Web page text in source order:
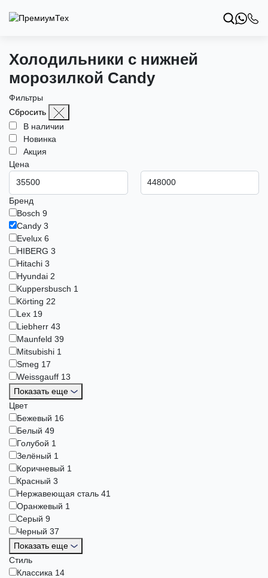
Холодильники с нижней
морозилкой Candy
Фильтры
Сбросить
В наличии
Новинка
Акция
Цена
Бренд
Bosch 9
Candy 3
Evelux 6
HIBERG 3
Hitachi 3
Hyundai 2
Kuppersbusch 1
Körting 22
Lex 19
Liebherr 43
Maunfeld 39
Mitsubishi 1
Smeg 17
Weissgauff 13
Показать еще
Цвет
Бежевый 16
Белый 49
Голубой 1
Зелёный 1
Коричневый 1
Красный 3
Нержавеющая сталь 41
Оранжевый 1
Серый 9
Черный 37
Показать еще
Стиль
Классика 14